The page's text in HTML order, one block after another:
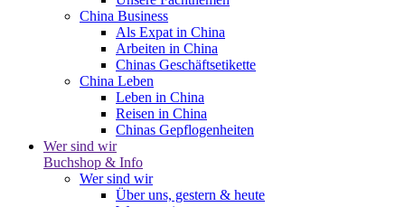
China Business
Als Expat in China
Arbeiten in China
Chinas Geschäftsetikette
China Leben
Leben in China
Reisen in China
Chinas Gepflogenheiten
Wer sind wir
Buchshop & Info
Wer sind wir
Über uns, gestern & heute